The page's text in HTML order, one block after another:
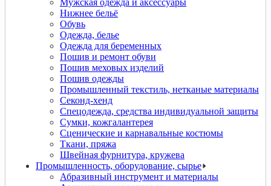
Мужская одежда и аксессуары
Нижнее бельё
Обувь
Одежда, белье
Одежда для беременных
Пошив и ремонт обуви
Пошив меховых изделий
Пошив одежды
Промышленный текстиль, нетканые материалы
Секонд-хенд
Спецодежда, средства индивидуальной защиты
Сумки, кожгалантерея
Сценические и карнавальные костюмы
Ткани, пряжа
Швейная фурнитура, кружева
Промышленность, оборудование, сырье
Абразивный инструмент и материалы